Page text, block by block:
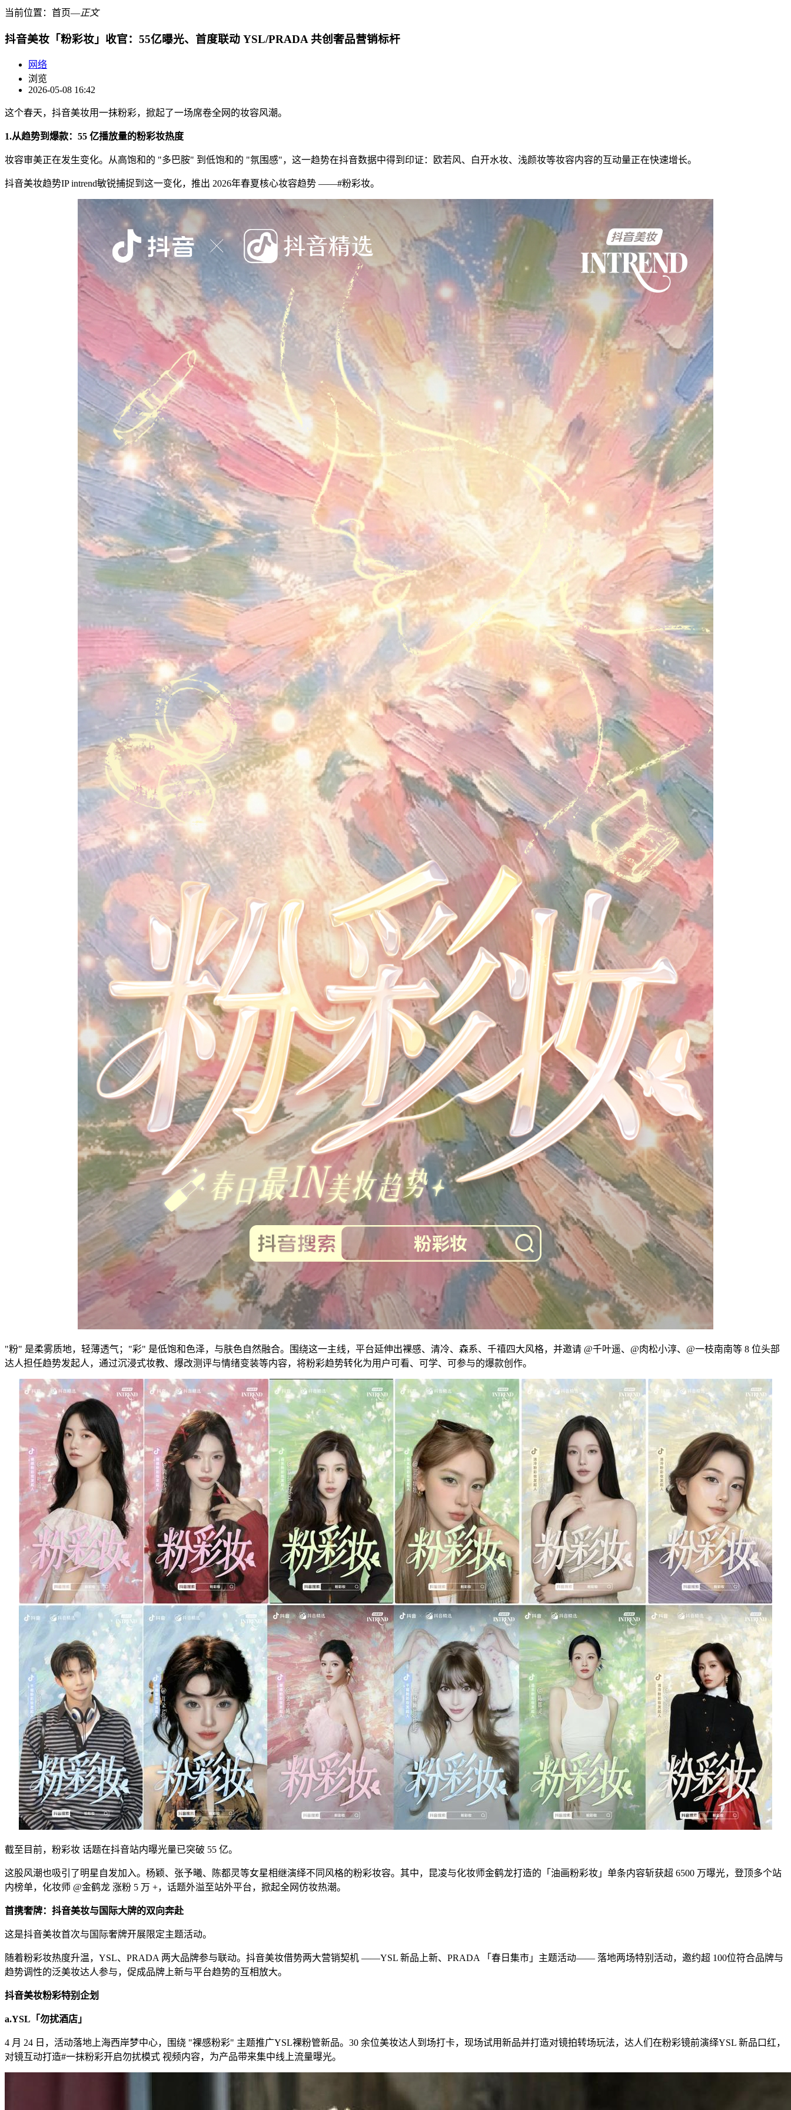
当前位置： 首页―正文
抖音美妆「粉彩妆」收官：55亿曝光、首度联动 YSL/PRADA 共创奢品营销标杆
网络
浏览
2026-05-08 16:42
这个春天，抖音美妆用一抹粉彩，掀起了一场席卷全网的妆容风潮。
1.从趋势到爆款： 55 亿播放量的粉彩妆热度
妆容审美正在发生变化。从高饱和的 "多巴胺" 到低饱和的 "氛围感"，这一趋势在抖音数据中得到印证：欧若风、白开水妆、浅颜妆等妆容内容的互动量正在快速增长。
抖音美妆趋势IP intrend敏锐捕捉到这一变化，推出 2026年春夏核心妆容趋势 ——#粉彩妆。
"粉" 是柔雾质地，轻薄透气；"彩" 是低饱和色泽，与肤色自然融合。围绕这一主线，平台延伸出裸感、清冷、森系、千禧四大风格，并邀请 @千叶遥、@肉松小淳、@一枝南南等 8 位头部
达人担任趋势发起人，通过沉浸式妆教、爆改测评与情绪变装等内容，将粉彩趋势转化为用户可看、可学、可参与的爆款创作。
截至目前，粉彩妆 话题在抖音站内曝光量已突破 55 亿。
这股风潮也吸引了明星自发加入。杨颖、张予曦、陈都灵等女星相继演绎不同风格的粉彩妆容。其中，昆凌与化妆师金鹤龙打造的「油画粉彩妆」单条内容斩获超 6500 万曝光，登顶多个站
内榜单，化妆师 @金鹤龙 涨粉 5 万 +，话题外溢至站外平台，掀起全网仿妆热潮。
首携奢牌：抖音美妆与国际大牌的双向奔赴
这是抖音美妆首次与国际奢牌开展限定主题活动。
随着粉彩妆热度升温，YSL、PRADA 两大品牌参与联动。抖音美妆借势两大营销契机 ——YSL 新品上新、PRADA 「春日集市」主题活动—— 落地两场特别活动，邀约超 100位符合品牌与
趋势调性的泛美妆达人参与，促成品牌上新与平台趋势的互相放大。
抖音美妆粉彩特别企划
a.YSL 「勿扰酒店」
4 月 24 日，活动落地上海西岸梦中心，围绕 "裸感粉彩" 主题推广YSL裸粉管新品。30 余位美妆达人到场打卡，现场试用新品并打造对镜拍转场玩法，达人们在粉彩镜前演绎YSL 新品口红，
对镜互动打造#一抹粉彩开启勿扰模式 视频内容，为产品带来集中线上流量曝光。